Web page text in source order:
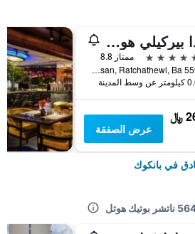
ذا بيركيلي هوتل براتونام
ممتاز 8.8
559 Ratcharaprarop Rd., Makkasan, Ratchathewi, Ba, بانكوك, تايلاند
وسط المدينة
﷼
عرض الصفقة
في بانكوك